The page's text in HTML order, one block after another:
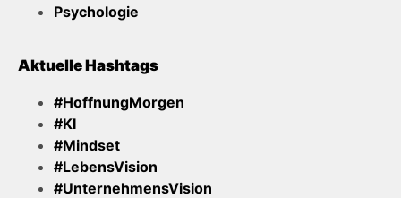
Psychologie
Aktuelle Hashtags
#HoffnungMorgen
#KI
#Mindset
#LebensVision
#UnternehmensVision